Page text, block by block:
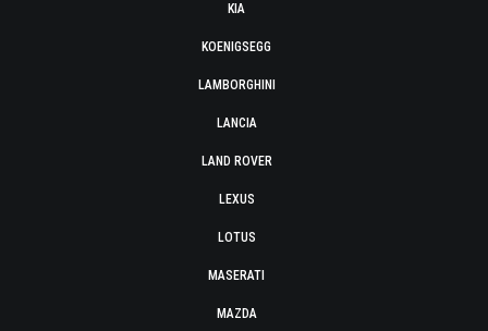
KIA
KOENIGSEGG
LAMBORGHINI
LANCIA
LAND ROVER
LEXUS
LOTUS
MASERATI
MAZDA